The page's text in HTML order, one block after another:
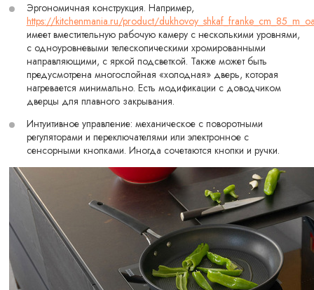
Эргономичная конструкция. Например,
https://kitchenmania.ru/product/
имеет вместительную рабочую камеру с несколькими уровнями,
с одноуровневыми телескопическими хромированными
направляющими, с яркой подсветкой. Также может быть
предусмотрена многослойная «холодная» дверь, которая
нагревается минимально. Есть модификации с доводчиком
дверцы для плавного закрывания.
Интуитивное управление: механическое с поворотными
регуляторами и переключателями или электронное с
сенсорными кнопками. Иногда сочетаются кнопки и ручки.